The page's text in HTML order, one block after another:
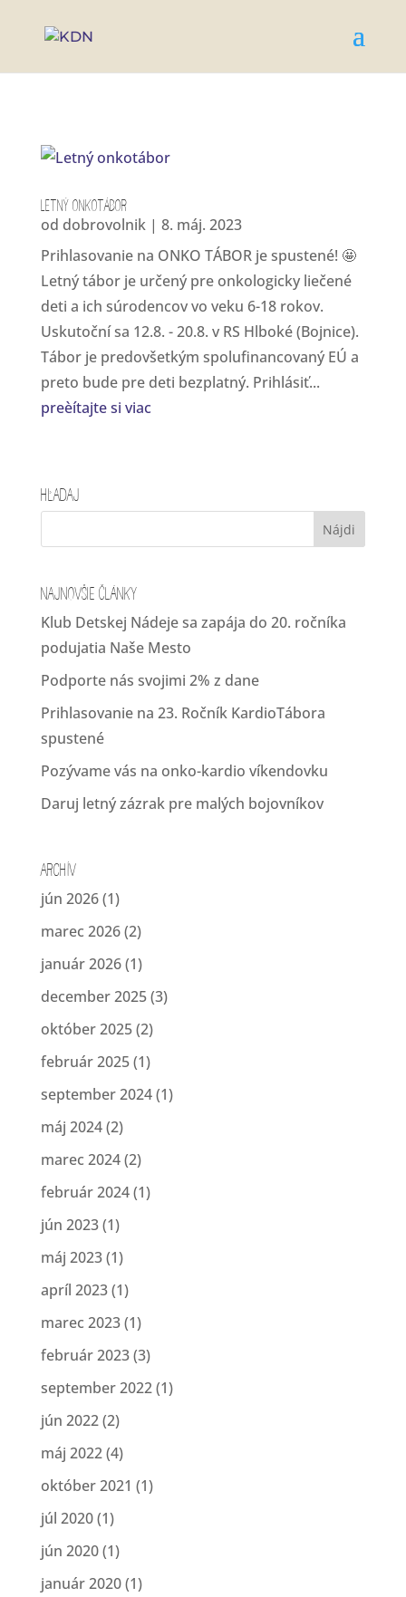
Letný onkotábor
od dobrovolnik| 8. máj. 2023
Prihlasovanie na ONKO TÁBOR je spustené! 🤩
Letný tábor je určený pre onkologicky liečené
deti a ich súrodencov vo veku 6-18 rokov.
Uskutoční sa 12.8. - 20.8. v RS Hlboké (Bojnice).
Tábor je predovšetkým spolufinancovaný EÚ a
preto bude pre deti bezplatný. Prihlásiť...
preèítajte si viac
Hľadaj
Najnovšie články
Klub Detskej Nádeje sa zapája do 20. ročníka
podujatia Naše Mesto
Podporte nás svojimi 2% z dane
Prihlasovanie na 23. Ročník KardioTábora
spustené
Pozývame vás na onko-kardio víkendovku
Daruj letný zázrak pre malých bojovníkov
Archív
jún 2026(1)
marec 2026(2)
január 2026(1)
december 2025(3)
október 2025(2)
február 2025(1)
september 2024(1)
máj 2024(2)
marec 2024(2)
február 2024(1)
jún 2023(1)
máj 2023(1)
apríl 2023(1)
marec 2023(1)
február 2023(3)
september 2022(1)
jún 2022(2)
máj 2022(4)
október 2021 (1)
júl 2020(1)
jún 2020(1)
január 2020(1)